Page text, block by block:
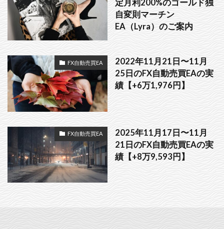
定月利200%のゴールド独
自変則マーチン
EA（Lyra）のご案内
FX自動売買EA
2022年11月21日〜11月
25日のFX自動売買EAの実
績【+6万1,976円】
FX自動売買EA
2025年11月17日〜11月
21日のFX自動売買EAの実
績【+8万9,593円】